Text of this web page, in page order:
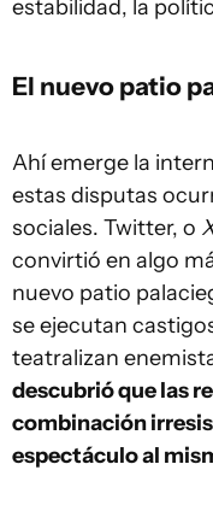
estabilidad, la
El nuevo patio
Ahí emerge la
estas disputas
sociales. Twitter, o
convirtió en algo
nuevo patio
se ejecutan
teatralizan
descubrió que las
combinación
espectáculo al